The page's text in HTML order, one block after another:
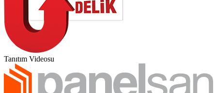
Tanıtım Videosu